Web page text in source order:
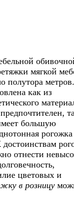
мягкой
полутора метров.
как из
большую
рогожка
отнести
цветовых и
в розницу